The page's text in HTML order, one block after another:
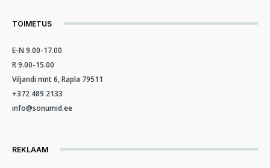
TOIMETUS
E-N 9.00-17.00
R 9.00-15.00
Viljandi mnt 6, Rapla 79511
+372 489 2133
info@sonumid.ee
REKLAAM